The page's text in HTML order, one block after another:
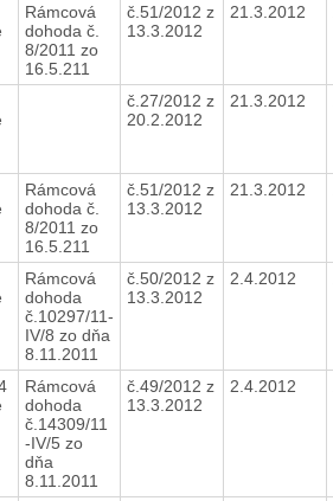
Rámcová
dohoda č.
8/2011 zo
16.5.211
č.51/2012 z
13.3.2012
21.3.2012
č.27/2012 z
20.2.2012
21.3.2012
Rámcová
dohoda č.
8/2011 zo
16.5.211
č.51/2012 z
13.3.2012
21.3.2012
Rámcová
dohoda
č.10297/11-
IV/8 zo dňa
8.11.2011
č.50/2012 z
13.3.2012
2.4.2012
Rámcová
dohoda
č.14309/11
-IV/5 zo
dňa
8.11.2011
č.49/2012 z
13.3.2012
2.4.2012